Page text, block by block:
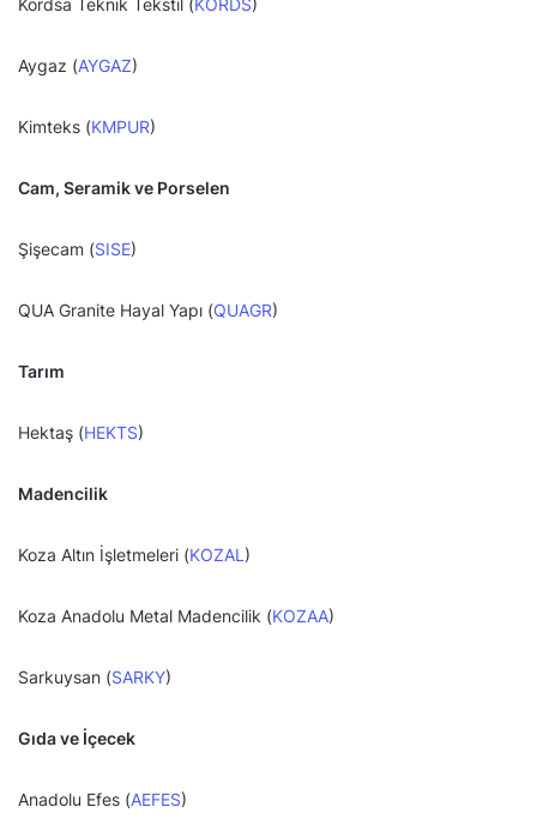
Aygaz (AYGAZ)
Kimteks (KMPUR)
Cam, Seramik ve Porselen
Şişecam (SISE)
QUA Granite Hayal Yapı (QUAGR)
Tarım
Hektaş (HEKTS)
Madencilik
Koza Altın İşletmeleri (KOZAL )
Koza Anadolu Metal Madencilik (KOZAA)
Sarkuysan (SARKY)
Gıda ve İçecek
Anadolu Efes (AEFES)